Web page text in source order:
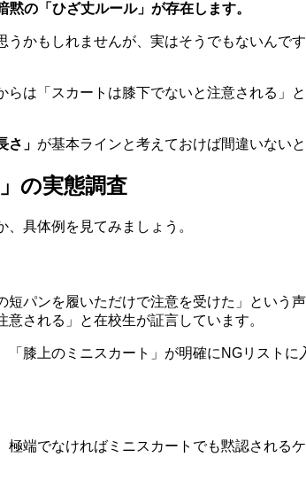
の「ひざ丈ルール」が存在します。
うかもしれませんが、実はそうでもないん
は「スカートは膝下でないと注意される
さ」 が基本ラインと考えておけば間違いないと
の実態調査
具体例を見てみましょう。
短パンを履いただけで注意を受けた」という
される」と在校生が証言しています。
「膝上のミニスカート」が明確にNGリスト
端でなければミニスカートでも黙認される